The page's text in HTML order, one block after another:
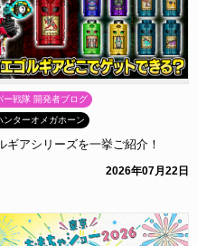
ー戦隊 開発者ブログ
ンターオメガホーン
ギアシリーズを一挙ご紹介！
2026年07月22日